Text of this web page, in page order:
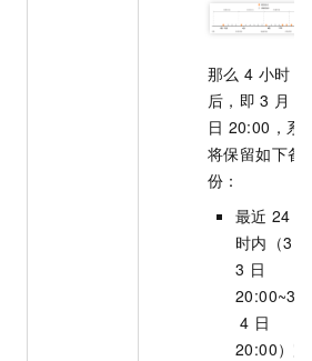
那么 4 小时
后，即 3 月
日 20:00，系
将保留如下备
份：
最近 24
时内（3
3 日
20:00~3
4 日
20:00）完